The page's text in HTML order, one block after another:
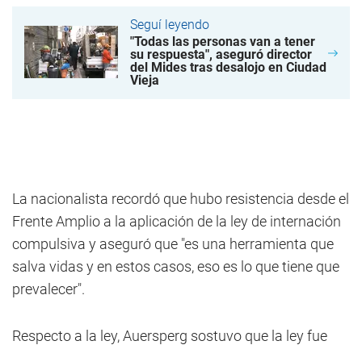
Seguí leyendo
"Todas las personas van a tener
su respuesta", aseguró director
del Mides tras desalojo en Ciudad
Vieja
La nacionalista recordó que hubo resistencia desde el
Frente Amplio a la aplicación de la ley de internación
compulsiva y aseguró que "es una herramienta que
salva vidas y en estos casos, eso es lo que tiene que
prevalecer".
Respecto a la ley, Auersperg sostuvo que la ley fue